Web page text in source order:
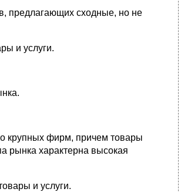
предлагающих сходные, но не
и услуги.
крупных фирм, причем товары
рынка характерна высокая
и услуги.